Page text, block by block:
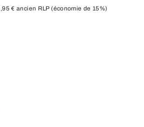
€ ancien RLP(économie de 15%)